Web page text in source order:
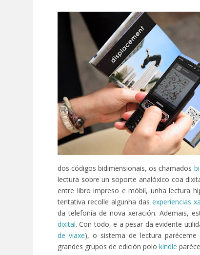
dos códigos bidimensionais, os chamados
lectura sobre un soporte analóxico coa
entre libro impreso e móbil, unha lectura
tentativa recolle algunha dasexperiencias
da telefonía de nova xeración. Ademais,
dixital. Con todo, e a pesar da evidente
de viaxe), o sistema de lectura
grandes grupos de edición polo kindle